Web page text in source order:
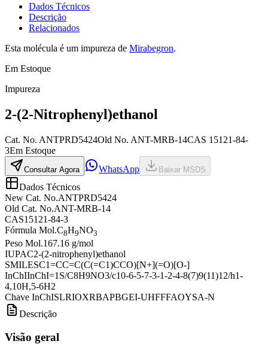
Dados Técnicos
Descrição
Relacionados
Esta molécula é um impureza de Mirabegron.
Em Estoque
Impureza
2-(2-Nitrophenyl)ethanol
Cat. No. ANTPRD5424Old No. ANT-MRB-14CAS 15121-84-
3Em Estoque
Consultar Agora WhatsApp Baixar MSDS
Dados Técnicos
New Cat. No.ANTPRD5424
Old Cat. No.ANT-MRB-14
CAS15121-84-3
Fórmula Mol.C8H9NO3
Peso Mol.167.16 g/mol
IUPAC2-(2-nitrophenyl)ethanol
SMILESC1=CC=C(C(=C1)CCO)[N+](=O)[O-]
InChIInChI=1S/C8H9NO3/c10-6-5-7-3-1-2-4-8(7)9(11)12/h1-
4,10H,5-6H2
Chave InChISLRIOXRBAPBGEI-UHFFFAOYSA-N
Descrição
Visão geral